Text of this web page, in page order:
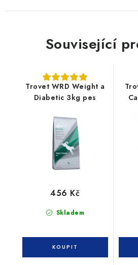
Související
Trovet WRD Weight a
Diabetic 3kg pes
Skladem
456 Kč